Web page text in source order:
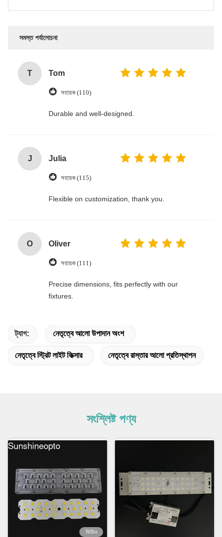
সমস্ত পর্যালোচনা
T Tom
সহায়ক (110)
Durable and well-designed.
J Julia
সহায়ক (115)
Flexible on customization, thank you.
O Oliver
সহায়ক (111)
Precise dimensions, fits perfectly with our
fixtures.
ট্যাগ: নেতৃত্বে আলো উপাদান অংশ
নেতৃত্বে স্ট্রিট লাইট ফিক্সার নেতৃত্বে রাস্তার আলো প্রতিস্থাপন
সংশ্লিষ্ট পণ্য
ভিডিও